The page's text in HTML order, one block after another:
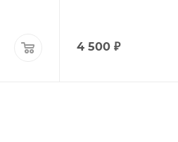
4 500₽